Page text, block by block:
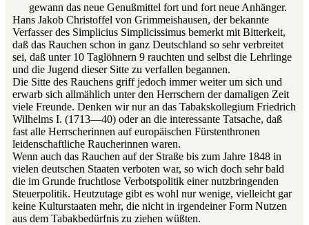
gewann das neue Genußmittel fort und fort neue Anhänger.
Hans Jakob Christoffel von Grimmeishausen, der bekannte
Verfasser des Simplicius Simplicissimus bemerkt mit Bitterkeit,
daß das Rauchen schon in ganz Deutschland so sehr verbreitet
sei, daß unter 10 Taglöhnern 9 rauchten und selbst die Lehrlinge
und die Jugend dieser Sitte zu verfallen begannen.
Die Sitte des Rauchens griff jedoch immer weiter um sich und
erwarb sich allmählich unter den Herrschern der damaligen Zeit
viele Freunde. Denken wir nur an das Tabakskollegium Friedrich
Wilhelms I. (1713—40) oder an die interessante Tatsache, daß
fast alle Herrscherinnen auf europäischen Fürstenthronen
leidenschaftliche Raucherinnen waren.
Wenn auch das Rauchen auf der Straße bis zum Jahre 1848 in
vielen deutschen Staaten verboten war, so wich doch sehr bald
die im Grunde fruchtlose Verbotspolitik einer nutzbringenden
Steuerpolitik. Heutzutage gibt es wohl nur wenige, vielleicht gar
keine Kulturstaaten mehr, die nicht in irgendeiner Form Nutzen
aus dem Tabakbedürfnis zu ziehen wüßten.